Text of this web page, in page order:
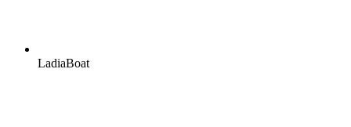
LadiaBoat